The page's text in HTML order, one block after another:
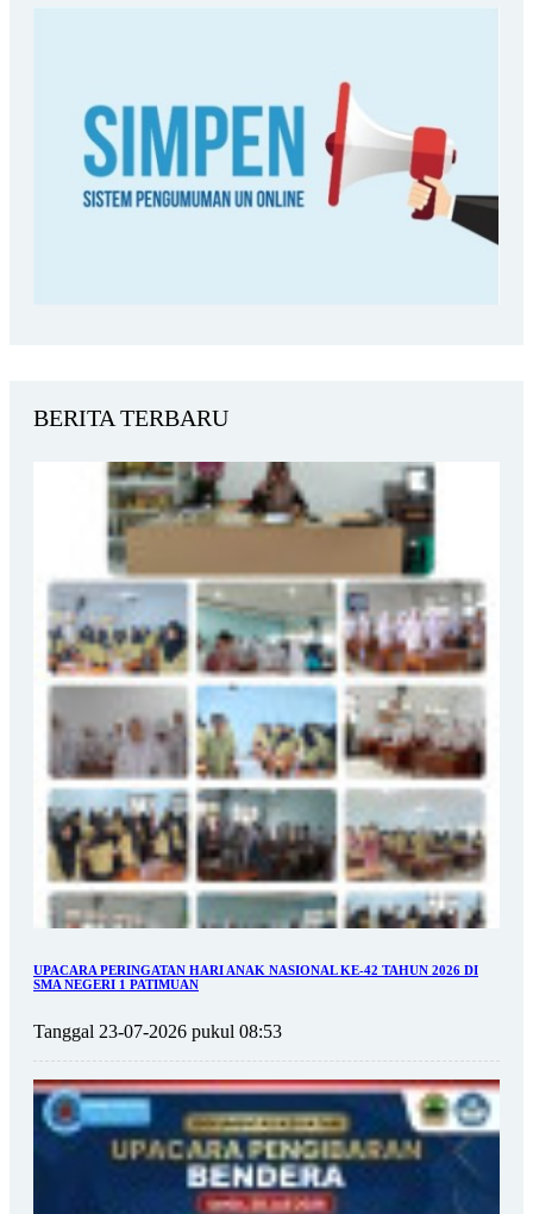
BERITA TERBARU
UPACARA PERINGATAN HARI ANAK NASIONAL KE-42 TAHUN 2026 DI
SMA NEGERI 1 PATIMUAN
Tanggal 23-07-2026 pukul 08:53